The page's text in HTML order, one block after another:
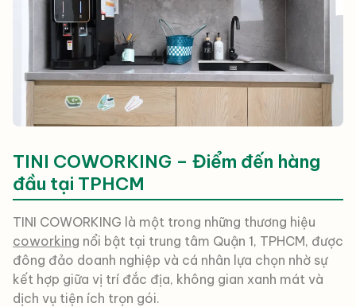
TINI COWORKING – Điểm đến hàng
đầu tại TPHCM
TINI COWORKING là một trong những thương hiệu
coworking nổi bật tại trung tâm Quận 1, TPHCM, được
đông đảo doanh nghiệp và cá nhân lựa chọn nhờ sự
kết hợp giữa vị trí đắc địa, không gian xanh mát và
dịch vụ tiện ích trọn gói.